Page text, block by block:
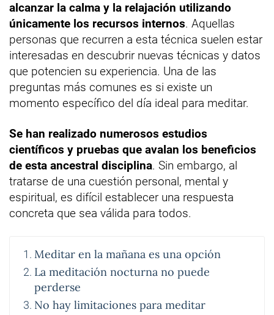
alcanzar la calma y la relajación utilizando
únicamente los recursos internos. Aquellas
personas que recurren a esta técnica suelen estar
interesadas en descubrir nuevas técnicas y datos
que potencien su experiencia. Una de las
preguntas más comunes es si existe un
momento específico del día ideal para meditar.
Se han realizado numerosos estudios
científicos y pruebas que avalan los beneficios
de esta ancestral disciplina. Sin embargo, al
tratarse de una cuestión personal, mental y
espiritual, es difícil establecer una respuesta
concreta que sea válida para todos.
Meditar en la mañana es una opción
La meditación nocturna no puede
perderse
No hay limitaciones para meditar